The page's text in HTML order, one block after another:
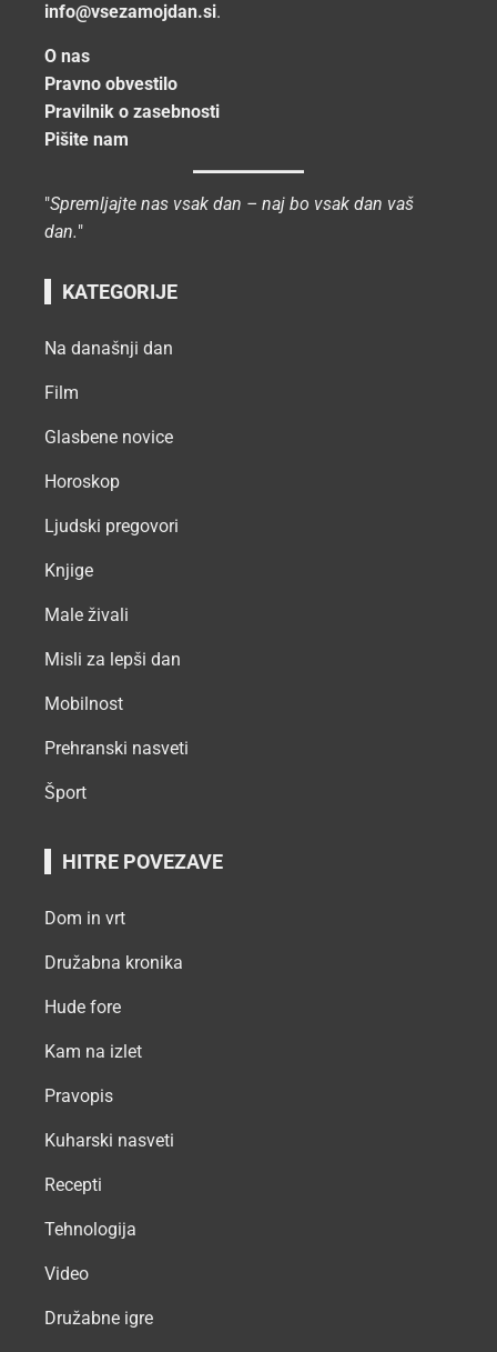
info@vsezamojdan.si.
O nas
Pravno obvestilo
Pravilnik o zasebnosti
Pišite nam
"Spremljajte nas vsak dan – naj bo vsak dan vaš
dan."
KATEGORIJE
Na današnji dan
Film
Glasbene novice
Horoskop
Ljudski pregovori
Knjige
Male živali
Misli za lepši dan
Mobilnost
Prehranski nasveti
Šport
HITRE POVEZAVE
Dom in vrt
Družabna kronika
Hude fore
Kam na izlet
Pravopis
Kuharski nasveti
Recepti
Tehnologija
Video
Družabne igre